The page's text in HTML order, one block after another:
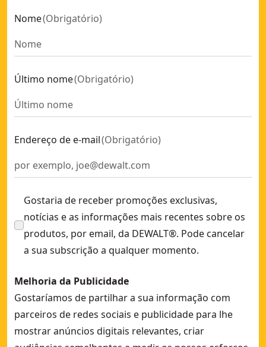
Nome(Obrigatório)
Último nome(Obrigatório)
Endereço de e-mail(Obrigatório)
Gostaria de receber promoções exclusivas,
notícias e as informações mais recentes sobre os
produtos, por email, da DEWALT®. Pode cancelar
a sua subscrição a qualquer momento.
Melhoria da Publicidade
Gostaríamos de partilhar a sua informação com
parceiros de redes sociais e publicidade para lhe
mostrar anúncios digitais relevantes, criar